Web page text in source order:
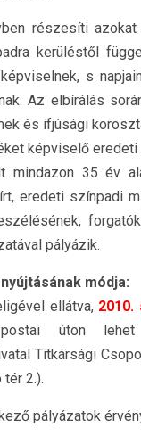
részesíti
kerüléstől
s
Az elbírálás
és ifjúsági
képviselő eredeti
mindazon 35 év
eredeti színpadi
pályázik.
módja:
ellátva, 2010.
úton lehet
Titkársági
tér 2.).
pályázatok